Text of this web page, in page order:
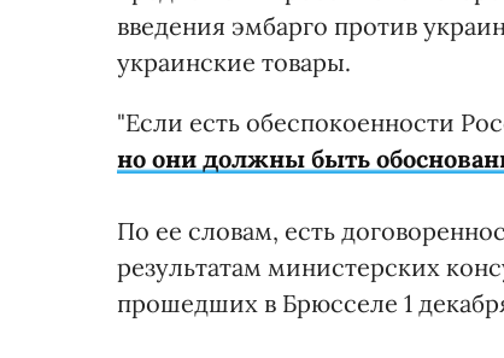
введения эмбарго против
украинские товары.
"Если есть обеспокоенности
но они должны быть
По ее словам, есть
результатам министерских
прошедших в Брюсселе 1